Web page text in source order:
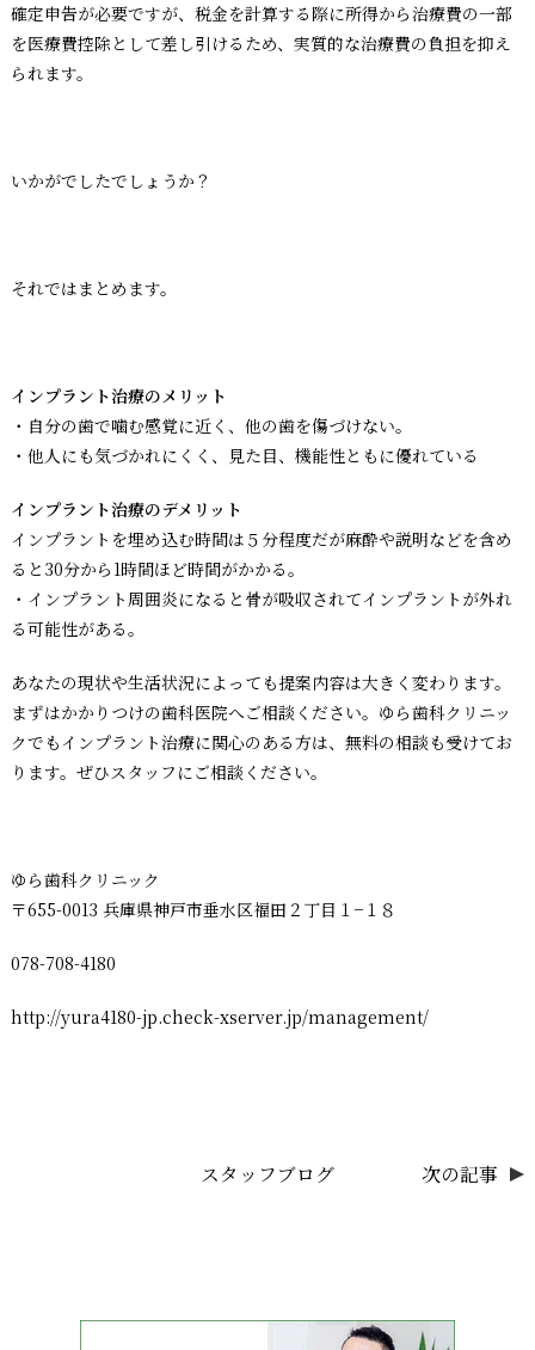
確定申告が必要ですが、税金を計算する際に所得から治療費の一部
を医療費控除として差し引けるため、実質的な治療費の負担を抑え
られます。
いかがでしたでしょうか？
それではまとめます。
インプラント治療のメリット
・自分の歯で噛む感覚に近く、他の歯を傷づけない。
・他人にも気づかれにくく、見た目、機能性ともに優れている
インプラント治療のデメリット
インプラントを埋め込む時間は５分程度だが麻酔や説明などを含め
ると30分から1時間ほど時間がかかる。
・インプラント周囲炎になると骨が吸収されてインプラントが外れ
る可能性がある。
あなたの現状や生活状況によっても提案内容は大きく変わります。
まずはかかりつけの歯科医院へご相談ください。ゆら歯科クリニッ
クでもインプラント治療に関心のある方は、無料の相談も受けてお
ります。ぜひスタッフにご相談ください。
ゆら歯科クリニック
〒655-0013 兵庫県神戸市垂水区福田２丁目１−１８
078-708-4180
http://yura4180-jp.check-xserver.jp/management/
スタッフブログ 次の記事